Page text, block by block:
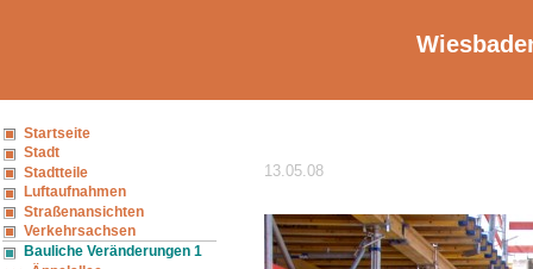
Startseite
Stadt
Stadtteile
Luftaufnahmen
Straßenansichten
Verkehrsachsen
Bauliche Veränderungen 1
13.05.08